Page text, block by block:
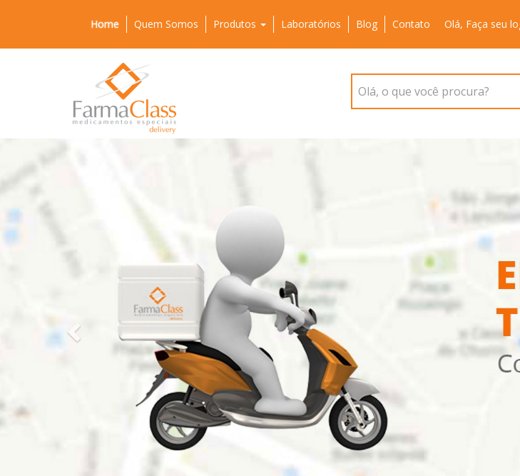
Home Quem Somos Produtos Laboratórios Blog Contato Olá, Faça seu
Olá, o que você procura?